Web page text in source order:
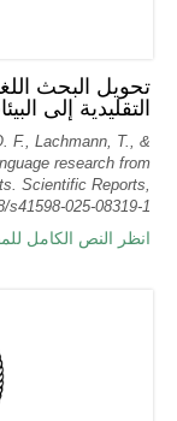
تحويل البحث
التقليدية إلى
F., Lachmann, T., &
research from
Scientific Reports,
s41598-025-08319-1
انظر النص الكامل